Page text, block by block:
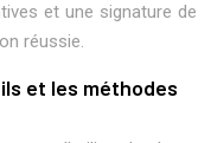
et une signature de
réussie.
et les méthodes